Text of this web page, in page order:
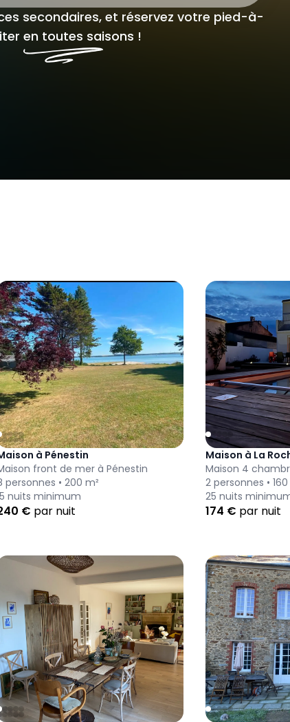
secondaires, et réservez votre pied-à-
en toutes saisons !
à Pénestin
front de mer à Pénestin
personnes • 200 m²
nuits minimum
€ par nuit
Maison à La
Maison 4
2 personnes • 160
25 nuits
174 € par nuit